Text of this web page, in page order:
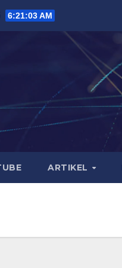
6:21:04 AM
ARTIKEL